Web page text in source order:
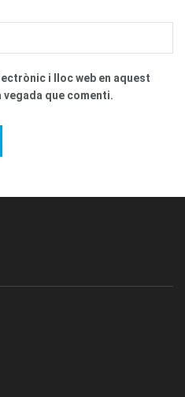
i lloc web en aquest
vegada que comenti.